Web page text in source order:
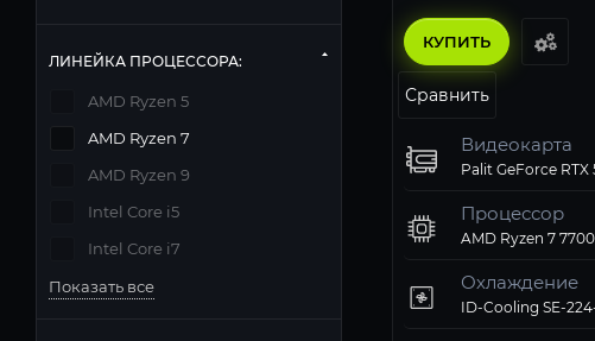
КУПИТЬ
Сравнить
Видеокарта
Процессор
AMD Ryzen 7 7700
Охлаждение
ЛИНЕЙКА ПРОЦЕССОРА:
AMD Ryzen 5
AMD Ryzen 7
AMD Ryzen 9
Intel Core i5
Intel Core i7
Показать все